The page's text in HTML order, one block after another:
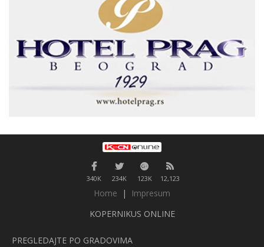
340K 234K 123K 12,123
Home |
Impresum
KOPERNIKUS ONLINE
PREGLEDAJTE PO GRADOVIMA